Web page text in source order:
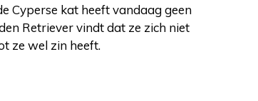
Cyperse kat heeft vandaag geen
Retriever vindt dat ze zich niet
ze wel zin heeft.